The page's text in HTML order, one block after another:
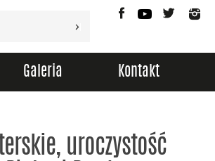
FacebookYouTubeTwitter
Galeria Kontakt
uroczystość